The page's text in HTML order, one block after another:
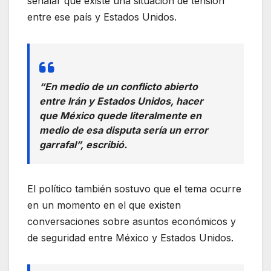
entre ese país y Estados Unidos.
“En medio de un conflicto abierto
entre Irán y Estados Unidos, hacer
que México quede literalmente en
medio de esa disputa sería un error
garrafal”, escribió.
El político también sostuvo que el tema ocurre
en un momento en el que existen
conversaciones sobre asuntos económicos y
de seguridad entre México y Estados Unidos.